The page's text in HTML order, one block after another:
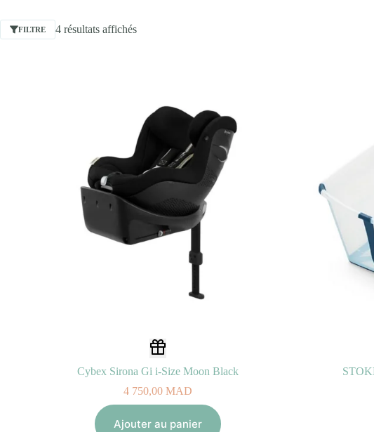
FILTRE 4 résultats affichés
Cybex Sirona Gi i-Size Moon Black
4 750,00MAD
Ajouter au panier